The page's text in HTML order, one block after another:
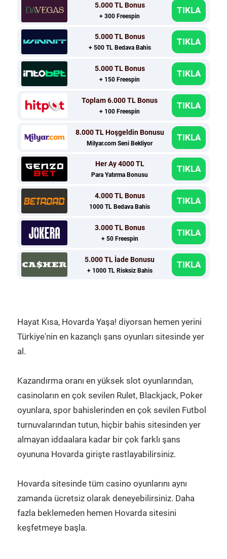
5.000 TL Bonus
+ 300 Freespin
TIKLA
5.000 TL Bonus
+ 500 TL Bedava Bahis
TIKLA
5.000 TL Bonus
+ 150 Freespin
TIKLA
Toplam 6.000 TL Bonus
+ 100 Freespin
TIKLA
8.000 TL Hoşgeldin Bonusu
Milyar.com Seni Bekliyor
TIKLA
Her Ay 4000 TL
Para Yatırma Bonusu
TIKLA
4.000 TL Bonus
1000 TL Bedava Bahis
TIKLA
3.000 TL Bonus
+ 50 Freespin
TIKLA
5.000 TL İade Bonusu
+ 1000 TL Risksiz Bahis
TIKLA
Hayat Kısa, Hovarda Yaşa! diyorsan hemen yerini
Türkiye'nin en kazançlı şans oyunları sitesinde yer
al.
Kazandırma oranı en yüksek slot oyunlarından,
casinoların en çok sevilen Rulet, Blackjack, Poker
oyunlara, spor bahislerinden en çok sevilen Futbol
turnuvalarından tutun, hiçbir bahis sitesinden yer
almayan iddaalara kadar bir çok farklı şans
oyununa Hovarda girişte rastlayabilirsiniz.
Hovarda sitesinde tüm casino oyunlarını aynı
zamanda ücretsiz olarak deneyebilirsiniz. Daha
fazla beklemeden hemen Hovarda sitesini
keşfetmeye başla.